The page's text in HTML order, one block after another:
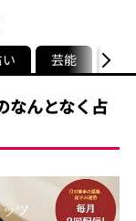
最新号
記事一覧ランキング
ストリ
い 芸能 グル
なんとなく占